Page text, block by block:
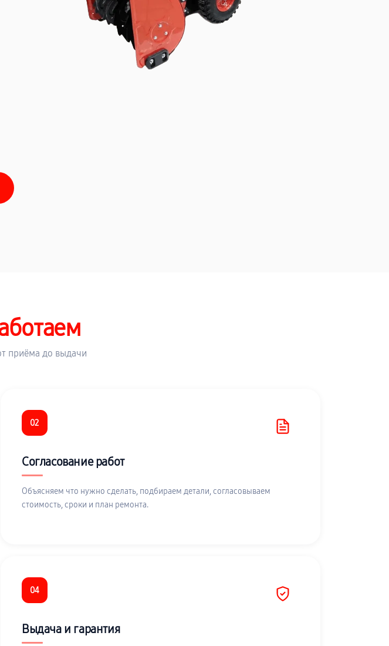
приёма до выдачи
02
Согласование работ
Объясняем что нужно сделать, подбираем детали, согласовываем
стоимость, сроки и план ремонта.
04
Выдача и гарантия